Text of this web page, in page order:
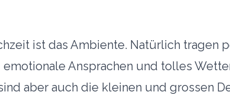
ist das Ambiente. Natürlich tragen
Ansprachen und tolles
aber auch die kleinen und grossen